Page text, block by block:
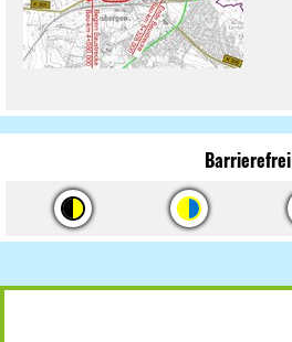
Barrierefrei